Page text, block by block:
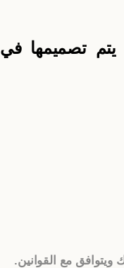
يتم تصميمها في
ويتوافق مع القوانين.